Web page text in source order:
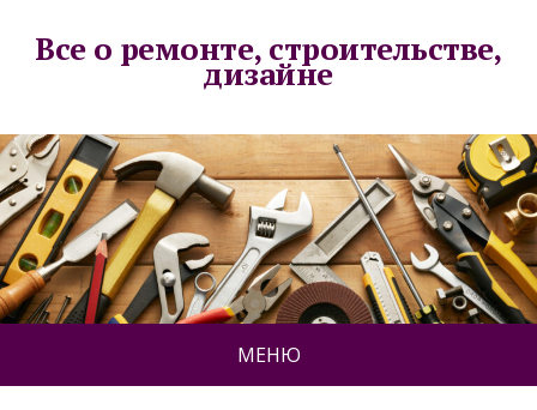
Все о ремонте, строительстве,
дизайне
МЕНЮ